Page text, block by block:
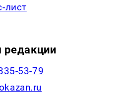
лист
редакции
53-79